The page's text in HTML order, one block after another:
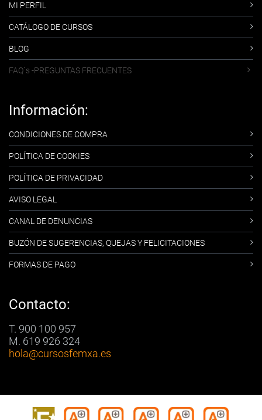
MI PERFIL
CATÁLOGO DE CURSOS
BLOG
FAQ´s -PREGUNTAS FRECUENTES
Información:
CONDICIONES DE COMPRA
POLÍTICA DE COOKIES
POLÍTICA DE PRIVACIDAD
AVISO LEGAL
CANAL DE DENUNCIAS
BUZÓN DE SUGERENCIAS, QUEJAS Y FELICITACIONES
FORMAS DE PAGO
Contacto:
T. 900 100 957
M. 619 926 324
hola@cursosfemxa.es